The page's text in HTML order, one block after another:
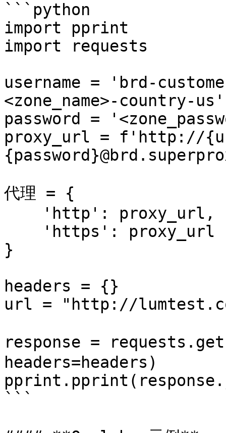
```python
import pprint
import requests
username = 'brd-
<zone_name>-country-us'
password =
proxy_url = f'http://
代理 = {
}
headers = {}
url = "http://
response =
headers=headers)
```